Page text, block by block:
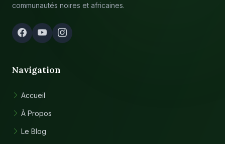
communautés noires et africaines.
Navigation
Accueil
À Propos
Le Blog